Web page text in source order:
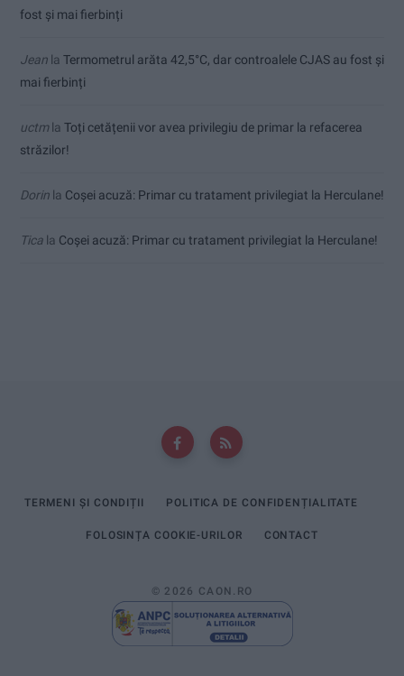
fost și mai fierbinți
Jean la Termometrul arăta 42,5°C, dar controalele CJAS au fost și
mai fierbinți
uctmla Toți cetățenii vor avea privilegiu de primar la refacerea
străzilor!
Dorin la Coșei acuză: Primar cu tratament privilegiat la Herculane!
Tica la Coșei acuză: Primar cu tratament privilegiat la Herculane!
TERMENI ȘI CONDIȚII POLITICA DE CONFIDENȚIALITATE
FOLOSINȚA COOKIE-URILOR CONTACT
© 2026 CAON.RO